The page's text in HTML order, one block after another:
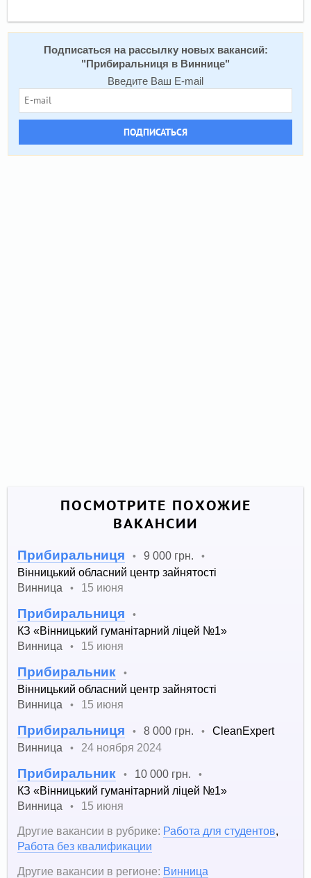
Подписаться на расcылку новых вакансий:
" Прибиральниця в Виннице"
Введите Ваш E-mail
ПОДПИСАТЬСЯ
ПОСМОТРИТЕ ПОХОЖИЕ
ВАКАНСИИ
Прибиральниця • 9 000 грн. •
Вінницький обласний центр зайнятості
Винница
• 15 июня
Прибиральниця •
КЗ «Вінницький гуманітарний ліцей №1»
Винница
• 15 июня
Прибиральник •
Вінницький обласний центр зайнятості
Винница
• 15 июня
Прибиральниця • 8 000 грн. •
CleanExpert
Винница
• 24 ноября 2024
Прибиральник • 10 000 грн. •
КЗ «Вінницький гуманітарний ліцей №1»
Винница
•
15 июня
Другие вакансии в рубрике: Работа для студентов,
Работа без квалификации
Другие вакансии в регионе: Винница